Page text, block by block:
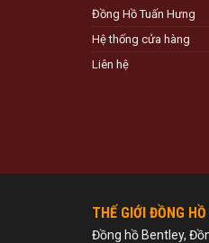
Đồng Hồ Tuấn Hưng
Hệ thống cửa hàng
Liên hệ
THẾ GIỚI ĐỒNG
Đồng hồ Bentley,